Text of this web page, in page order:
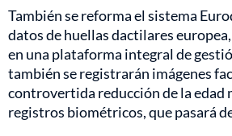
También se reforma el sistema
datos de huellas dactilares
en una plataforma integral de
también se registrarán imágenes
controvertida reducción de la edad
registros biométricos, que pasará